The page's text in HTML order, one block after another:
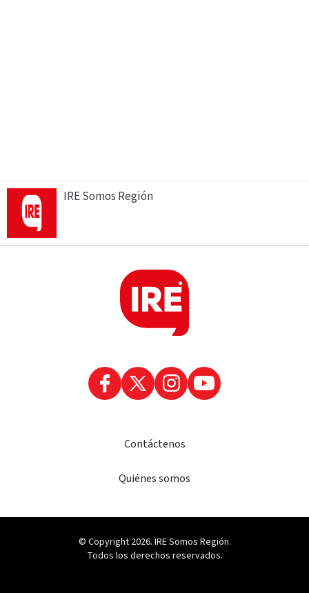
IRE Somos Región
Contáctenos
Quiénes somos
© Copyright 2026. IRE Somos Región.
Todos los derechos reservados.